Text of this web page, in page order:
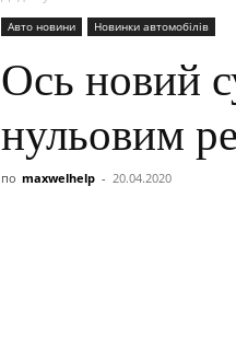
Авто новини Новинки автомобілів
Ось новий
нульовим
по maxwelhelp - 20.04.2020